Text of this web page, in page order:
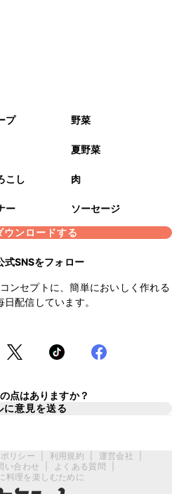
プ 野菜
夏野菜
こし 肉
ー
ソーセージ
ウンロードする
式SNSをフォロー
ンセプトに、簡単においしく作れる
配信しています。
点はありますか？
に意見を送る
リシー 利用規約 運営会社
い合わせ
よくある質問
料理を楽しむために